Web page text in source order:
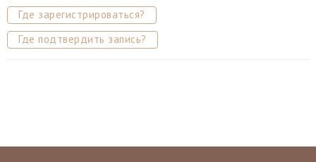
Где зарегистрироваться?
Где подтвердить запись?